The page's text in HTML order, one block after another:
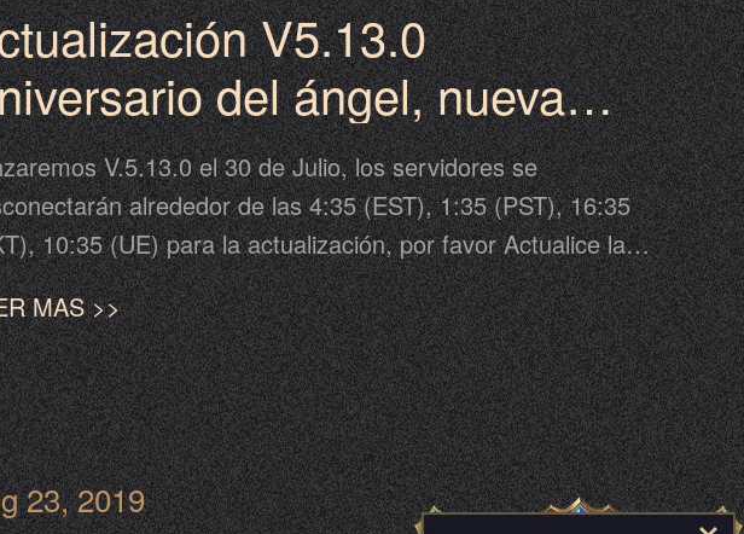
V5.13.0
del ángel, nueva
de reliquia de la luna
dominio de la gracia
V.5.13.0 el 30 de Julio, los servidores se
alrededor de las 4:35 (EST), 1:35 (PST), 16:35
10:35 (UE) para la actualización, por favor Actualice la
para completar la actualización. La actualización puede
adelantada o atrasada del cronograma propuesto, por
tome el anuncio de desplazamiento en el juego como
Consulte a continuación para más detalles.
MAS >>
23, 2019